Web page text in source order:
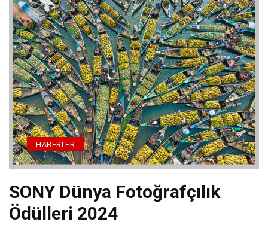
SONY Dünya Fotoğrafçılık
Ödülleri 2024
HABERLER